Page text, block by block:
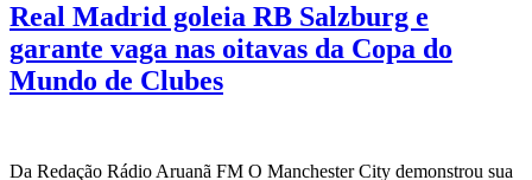
Real Madrid goleia RB Salzburg e
garante vaga nas oitavas da Copa do
Mundo de Clubes
Da Redação Rádio Aruanã FM O Manchester City demonstrou sua